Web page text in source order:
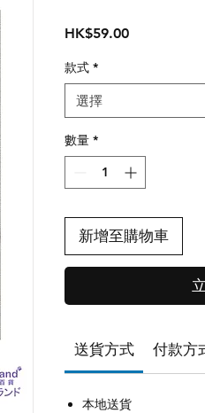
HK$59.00價
款式 *
選擇
數量 *
新增至購物車
送貨方式 付款方
本地送貨